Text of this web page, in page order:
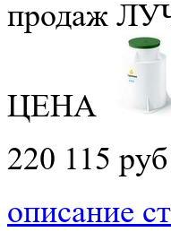
продаж
ЦЕНА
220 115 руб
описание